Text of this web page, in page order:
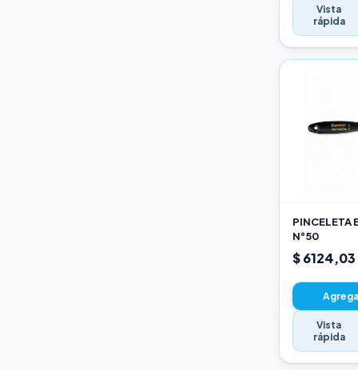
Vista
rápida
PINCELETA
N°50
$ 6124,03
Vista
rápida